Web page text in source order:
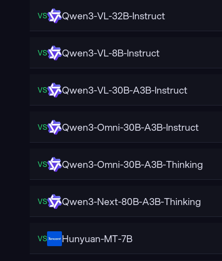
VS Qwen3-VL-32B-Instruct
VS Qwen3-VL-8B-Instruct
VS Qwen3-VL-30B-A3B-Instruct
VS Qwen3-Omni-30B-A3B-Instruct
VS Qwen3-Omni-30B-A3B-Thinking
VS Qwen3-Next-80B-A3B-Thinking
VS Hunyuan-MT-7B